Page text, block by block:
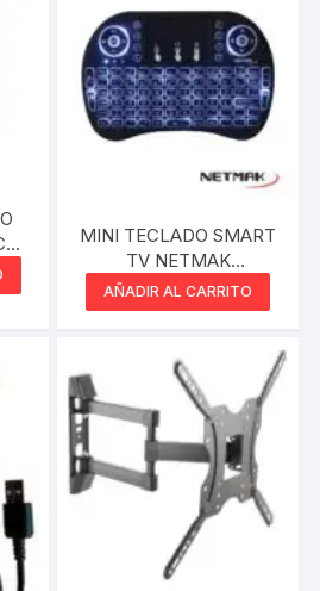
–
MINI TECLADO SMART
TV NETMAK
RETROILUMINADO
INALAMBRICO
AÑADIR AL CARRITO